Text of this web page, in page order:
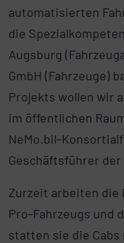
automatisierten
die
Augsburg
GmbH (Fahrzeuge)
Projekts wollen wir
im öffentlichen
NeMo.bil-
Geschäftsführer der
Zurzeit arbeiten die
Pro-Fahrzeugs und
statten sie die